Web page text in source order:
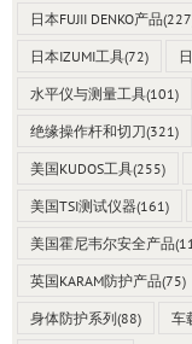
日本FUJII DENKO产品
日本IZUMI工具(72)
水平仪与测量工具(101)
绝缘操作杆和切刀(321)
美国KUDOS工具(255)
美国TSI测试仪器(161)
美国霍尼韦尔安全产品
英国KARAM防护产品(75)
身体防护系列(88) 车